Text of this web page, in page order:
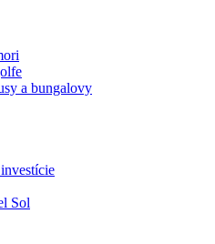
a bungalovy
Sol